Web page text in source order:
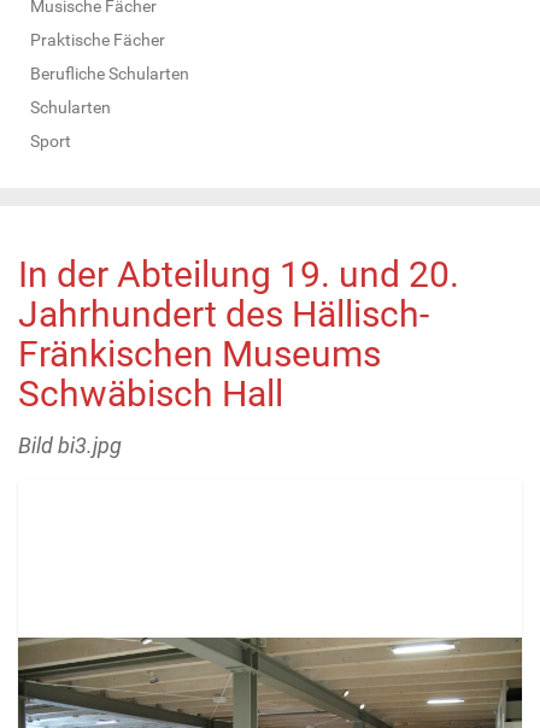
Musische Fächer
Praktische Fächer
Berufliche Schularten
Schularten
Sport
In der Abteilung 19. und 20.
Jahrhundert des Hällisch-
Fränkischen Museums
Schwäbisch Hall
Bild bi3.jpg